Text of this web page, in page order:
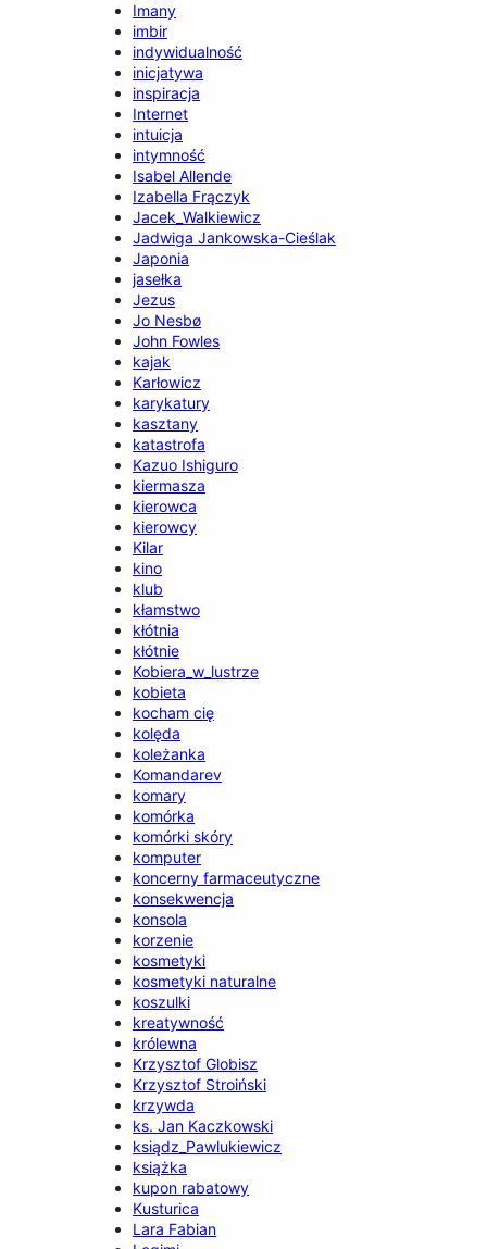
Imany
imbir
indywidualność
inicjatywa
inspiracja
Internet
intuicja
intymność
Isabel Allende
Izabella Frączyk
Jacek_Walkiewicz
Jadwiga Jankowska-Cieślak
Japonia
jasełka
Jezus
Jo Nesbø
John Fowles
kajak
Karłowicz
karykatury
kasztany
katastrofa
Kazuo Ishiguro
kiermasza
kierowca
kierowcy
Kilar
kino
klub
kłamstwo
kłótnia
kłótnie
Kobiera_w_lustrze
kobieta
kocham cię
kolęda
koleżanka
Komandarev
komary
komórka
komórki skóry
komputer
koncerny farmaceutyczne
konsekwencja
konsola
korzenie
kosmetyki
kosmetyki naturalne
koszulki
kreatywność
królewna
Krzysztof Globisz
Krzysztof Stroiński
krzywda
ks. Jan Kaczkowski
ksiądz_Pawlukiewicz
książka
kupon rabatowy
Kusturica
Lara Fabian